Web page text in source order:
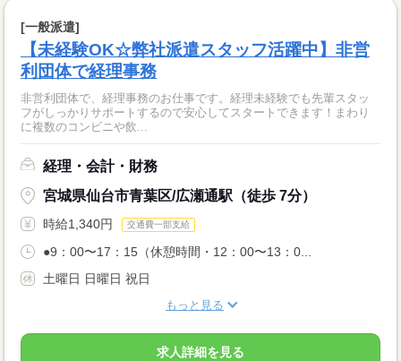
[一般派遣]
【未経験OK☆弊社派遣スタッフ活躍中】非営
利団体で経理事務
非営利団体で、経理事務のお仕事です。経理未経験でも先輩スタッ
フがしっかりサポートするので安心してスタートできます！まわり
に複数のコンビニや飲...
経理・会計・財務
宮城県仙台市青葉区/広瀬通駅（徒歩 7分）
時給1,340円 交通費一部支給
●9：00〜17：15（休憩時間・12：00〜13：0...
土曜日 日曜日 祝日
もっと見る
求人詳細を見る